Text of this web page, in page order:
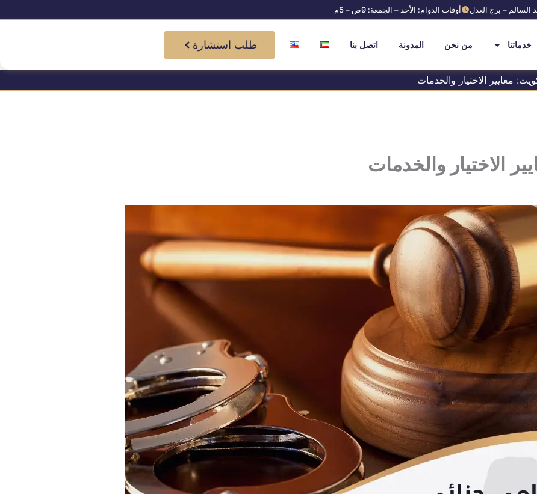
السالم – برج العدل أوقات الدوام: الأحد – الجمعة: 9ص – 5م
خدماتنا من نحن المدونة اتصل بنا طلب استشارة
معايير الاختيار والخدمات
الاختيار والخدمات